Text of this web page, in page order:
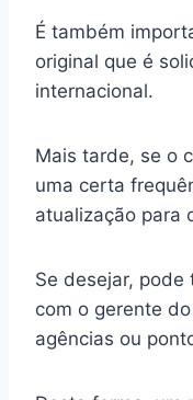
É também
original que é
internacional.
Mais tarde, se o
uma certa
atualização para
Se desejar,
com o gerente
agências ou